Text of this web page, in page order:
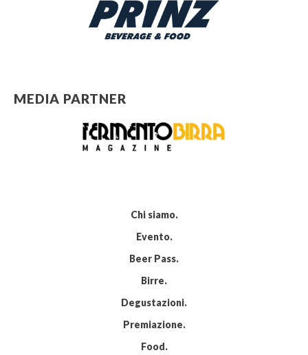
MEDIA PARTNER
Chi siamo
Evento
Beer Pass
Birre
Degustazioni
Premiazione
Food